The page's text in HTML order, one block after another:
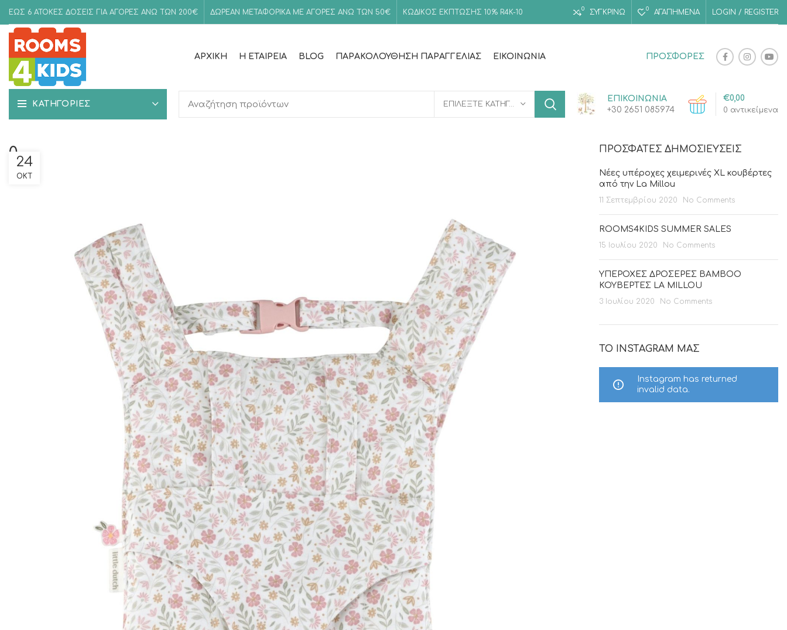
ΕΩΣ 6 ΑΤΟΚΕΣ ΔΟΣΕΙΣ ΓΙΑ ΑΓΟΡΕΣ ΑΝΩ ΤΩΝ 200€ ΔΩΡΕΑΝ ΜΕΤΑΦΟΡΙΚΑ ΜΕ ΑΓΟΡΕΣ ΑΝΩ ΤΩΝ 50€ ΚΩΔΙΚΟΣ ΕΚΠΤΩΣΗΣ 10% R4K-10 0 ΣΥΓΚΡΙΝΩ 0 ΑΓΑΠΗΜΈΝΑ LOGIN / REGISTER
ΑΡΧΙΚΉ Η ΕΤΑΙΡΕΊΑ BLOG ΠΑΡΑΚΟΛΟΎΘΗΣΗ ΠΑΡΑΓΓΕΛΊΑΣ ΕΙΚΟΙΝΩΝΊΑ ΠΡΟΣΦΟΡΕΣ
ΚΑΤΗΓΟΡΙΕΣ ΕΠΙΛΈΞΤΕ ΚΑΤΗΓΟΡΊΑ
ΕΠΙΚΟΙΝΩΝΙΑ
+30 2651 085974
0 αντικείμενα
€0,00
024
ΟΚΤ
ΠΡΌΣΦΑΤΕΣ ΔΗΜΟΣΙΕΎΣΕΙΣ
Νέες υπέροχες χειμερινές XL κουβέρτες
από την La Millou
11 Σεπτεμβρίου 2020 No Comments
ROOMS4KIDS SUMMER SALES
15 Ιουλίου 2020 No Comments
ΥΠΕΡΟΧΕΣ ΔΡΟΣΕΡΕΣ BAMBOO
ΚΟΥΒΕΡΤΕΣ LA MILLOU
3 Ιουλίου 2020 No Comments
ΤΟ INSTAGRAM ΜΑΣ
Instagram has returned
invalid data.